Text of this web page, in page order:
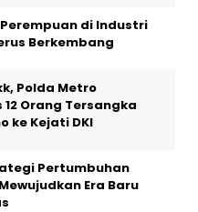
di Industri
Berkembang
Polda Metro
Orang Tersangka
ke Kejati DKI
Pertumbuhan
Era Baru